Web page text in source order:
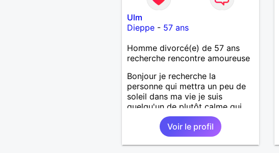
Ulm
Dieppe- 57 ans
Homme divorcé(e) de 57 ans
recherche rencontre amoureuse
Bonjour je recherche la
personne qui mettra un peu de
soleil dans ma vie je suis
quelqu'un de plutôt calme qui
aime les choses simples sans
prise de tête, simplement
partager de belles choses avec
une personne qui me ressemble
Voir le profil